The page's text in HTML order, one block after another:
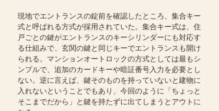
現地でエントランスの錠前を確認したところ、集合キー
式と呼ばれる方式が採用されていた。集合キー式は、住
戸ごとの鍵がエントランスのキーシリンダーにも対応す
る仕組みで、玄関の鍵と同じキーでエントランスも開け
られる。マンションオートロックの方式としては最もシ
ンプルで、追加のカードキーや暗証番号入力を必要とし
ない。逆に言えば、鍵そのものを持っていないと建物に
入れないということでもあり、今回のように「ちょっと
そこまでだから」と鍵を持たずに出てしまうとアウトに